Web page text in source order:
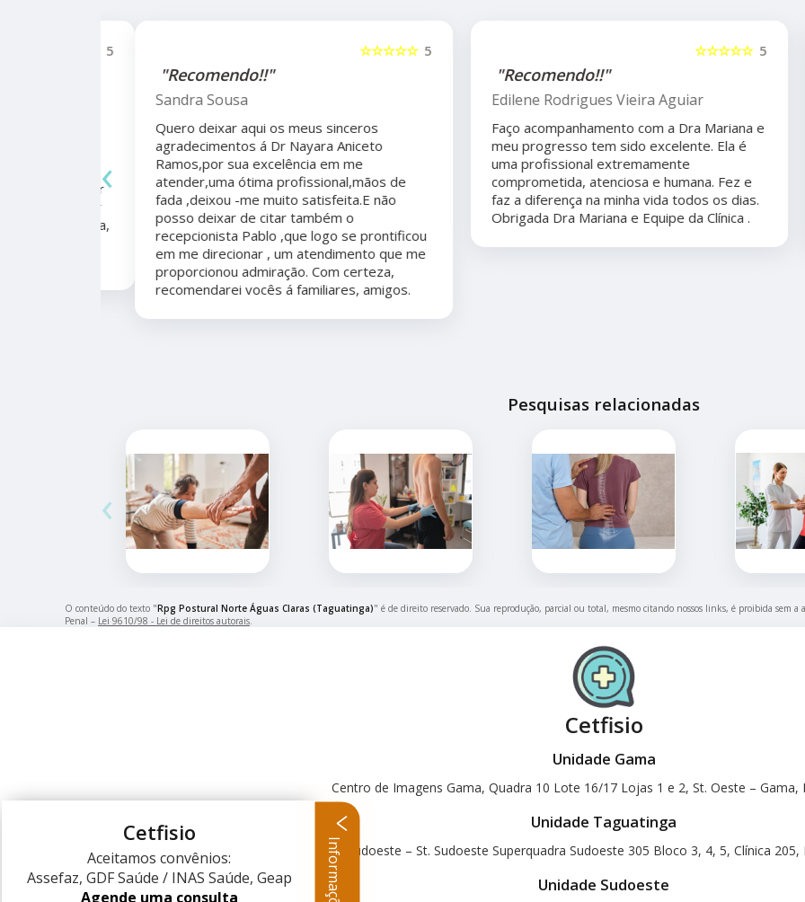
5
☆☆☆☆☆
"Recomendo!!"
Sandra Sousa
Quero deixar aqui os meus sinceros
agradecimentos á Dr Nayara Aniceto
Ramos,por sua excelência em me
atender,uma ótima profissional,mãos de
fada ,deixou -me muito satisfeita.E não
posso deixar de citar também o
recepcionista Pablo ,que logo se prontificou
em me direcionar , um atendimento que me
proporcionou admiração. Com certeza,
recomendarei vocês á familiares, amigos.
5
☆☆☆☆☆
"Recomendo!!"
Edilene Rodrigues Vieira Aguiar
Faço acompanhamento com a Dra Mariana e
meu progresso tem sido excelente. Ela é
uma profissional extremamente
comprometida, atenciosa e humana. Fez e
faz a diferença na minha vida todos os dias.
Obrigada Dra Mariana e Equipe da Clínica .
‹
Pesquisas relacionadas
‹
O conteúdo do texto "Rpg Postural Norte Águas Claras (Taguatinga)" é de direito reservado. Sua reprodução, parcial ou total, mesmo citando nossos links, é proibida sem
Penal – Lei 9610/98 - Lei de direitos autorais.
Cetfisio
Unidade Gama
Centro de Imagens Gama, Quadra 10 Lote 16/17 Lojas 1 e 2, St. Oeste – Gama,
Unidade Taguatinga
Centro Clínico Sudoeste – St. Sudoeste Superquadra Sudoeste 305 Bloco 3, 4, 5, Clínica
Unidade Sudoeste
Cetfisio
Aceitamos convênios:
Assefaz, GDF Saúde / INAS Saúde, Geap
Agende uma consulta
Informações